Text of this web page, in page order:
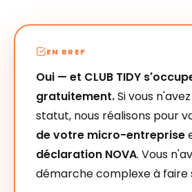
EN BREF
Oui — et CLUB TIDY
gratuitement.Si vous
statut, nous réalisons pour
de votre micro-entreprise
déclaration NOVA. Vous
démarche complexe à faire